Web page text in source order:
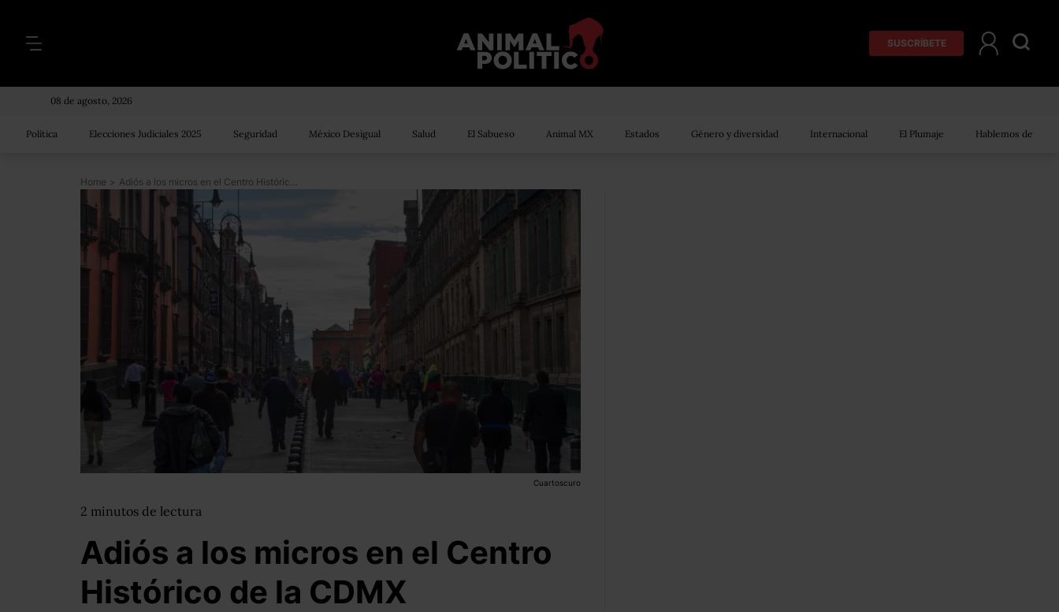
SUSCRÍBETE
08 de agosto, 2026
Política Elecciones Judiciales 2025 Seguridad México Desigual Salud El Sabueso Animal MX Estados Género y diversidad Internacional El Plumaje Hablemos de
Home > Adiós a los micros en el Centro Histórico de la CDMX
Cuartoscuro
2 minutos de lectura
Adiós a los micros en el Centro
Histórico de la CDMX